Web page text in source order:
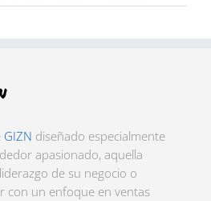
GIZN diseñado especialmente
apasionado, aquella
de su negocio o
con un enfoque en ventas